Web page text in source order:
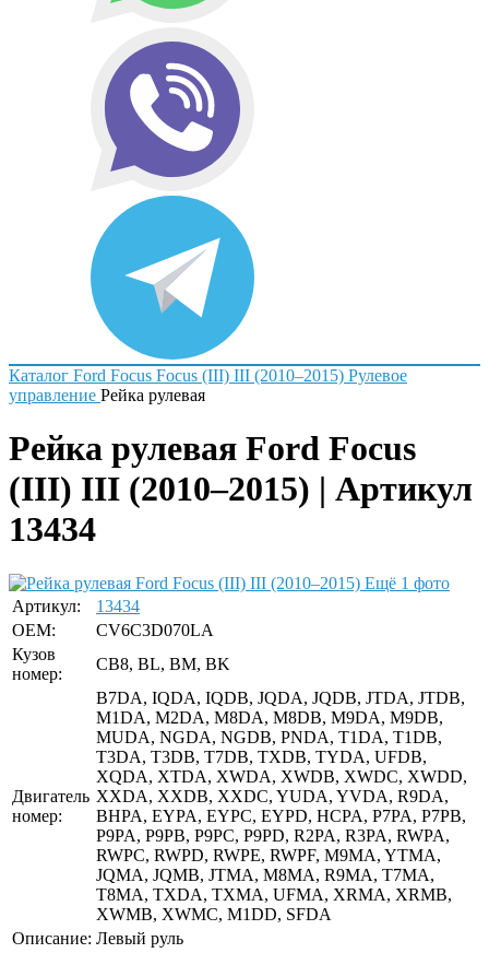
Каталог Ford Focus Focus (III) III (2010–2015) Рулевое
управление Рейка рулевая
Рейка рулевая Ford Focus
(III) III (2010–2015) | Артикул
13434
Ещё 1 фото
Артикул:
13434
OEM:
CV6C3D070LA
Кузов
номер:
CB8, BL, BM, BK
Двигатель
номер:
B7DA, IQDA, IQDB, JQDA, JQDB, JTDA, JTDB,
M1DA, M2DA, M8DA, M8DB, M9DA, M9DB,
MUDA, NGDA, NGDB, PNDA, T1DA, T1DB,
T3DA, T3DB, T7DB, TXDB, TYDA, UFDB,
XQDA, XTDA, XWDA, XWDB, XWDC, XWDD,
XXDA, XXDB, XXDC, YUDA, YVDA, R9DA,
BHPA, EYPA, EYPC, EYPD, HCPA, P7PA, P7PB,
P9PA, P9PB, P9PC, P9PD, R2PA, R3PA, RWPA,
RWPC, RWPD, RWPE, RWPF, M9MA, YTMA,
JQMA, JQMB, JTMA, M8MA, R9MA, T7MA,
T8MA, TXDA, TXMA, UFMA, XRMA, XRMB,
XWMB, XWMC, M1DD, SFDA
Описание: Левый руль